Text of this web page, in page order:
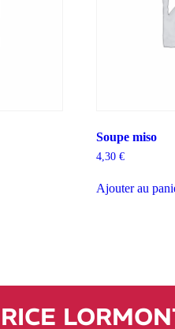
Soupe miso
4,30 €
Ajouter au